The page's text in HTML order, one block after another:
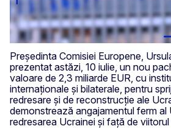
Președinta Comisiei Europene,
prezentat astăzi, 10 iulie, un nou
valoare de 2,3 miliarde EUR, cu
internaționale și bilaterale, pentru
redresare și de reconstrucție ale
demonstrează angajamentul ferm al
redresarea Ucrainei și față de